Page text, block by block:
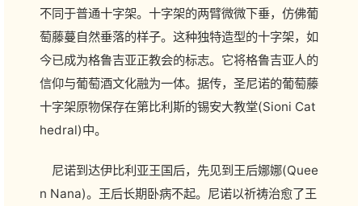
不同于普通十字架。十字架的两臂微微下垂，仿佛葡
萄藤蔓自然垂落的样子。这种独特造型的十字架，如
今已成为格鲁吉亚正教会的标志。它将格鲁吉亚人的
信仰与葡萄酒文化融为一体。据传，圣尼诺的葡萄藤
十字架原物保存在第比利斯的锡安大教堂(Sioni Cat
hedral)中。
尼诺到达伊比利亚王国后，先见到王后娜娜(Quee
n Nana)。王后长期卧病不起。尼诺以祈祷治愈了王